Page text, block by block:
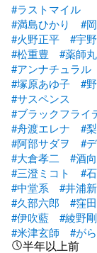
#ラストマイル
#満島ひかり
#
#火野正平
#宇
#松重豊
#薬師
#アンナチュラル
#塚原あゆ子
#
#サスペンス
#ブラックフライ
#舟渡エレナ
#
#阿部サダヲ
#
#大倉孝二
#酒
#三澄ミコト
#
#中堂系
#井浦新
#久部六郎
#窪
#伊吹藍
#綾野剛
#米津玄師
#が
半年以上前